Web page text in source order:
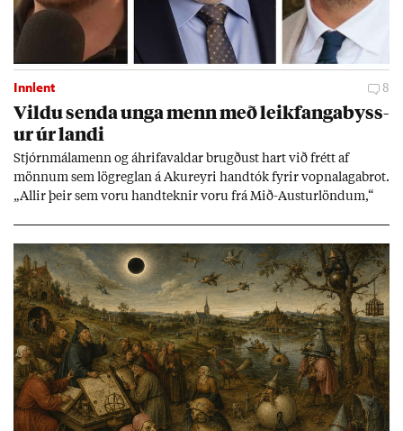
Innlent 8
Vildu senda unga menn með leik­fanga­byss­
ur úr landi
Stjórn­mála­menn og áhrifa­vald­ar brugð­ust hart við frétt af
mönn­um sem lög­regl­an á Ak­ur­eyri hand­tók fyr­ir vopna­laga­brot.
„All­ir þeir sem voru hand­tekn­ir voru frá Mið-Aust­ur­lönd­um,“
óleið­rétt­ar.